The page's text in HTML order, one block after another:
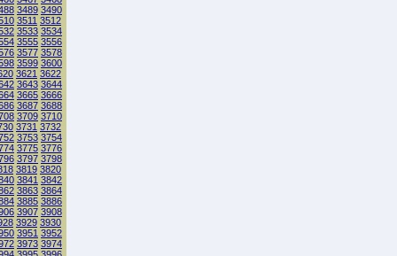
3489 3490
3511 3512
3533 3534
3555 3556
3577 3578
3599 3600
3621 3622
3643 3644
3665 3666
3687 3688
3709 3710
3731 3732
3753 3754
3775 3776
3797 3798
3819 3820
3841 3842
3863 3864
3885 3886
3907 3908
3929 3930
3951 3952
3973 3974